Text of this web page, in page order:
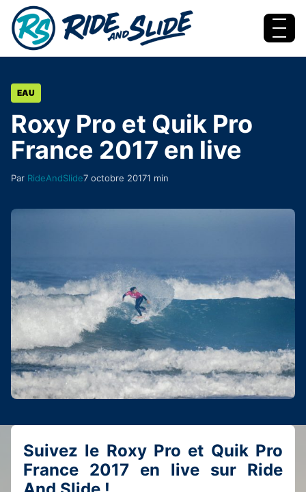
Aller au contenu
Menu
EAU
Roxy Pro et Quik Pro
France 2017 en live
Par RideAndSlide7 octobre 20171 min
Suivez le Roxy Pro et Quik Pro
France 2017 en live sur Ride